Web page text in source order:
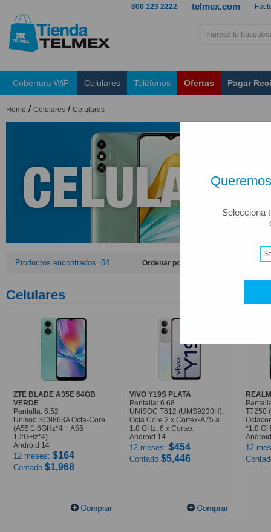
Selecciona
telmex.com
800 123 2222
Cobertura WiFi Celulares Teléfonos Ofertas Pagar
Home / Celulares / Celulares
Productos encontrados: 64 Ordenar por:
Celulares
ZTE BLADE A35E 64GB
VERDE
Pantalla: 6.52
Unisoc SC9863A Octa-Core
(A55 1.6GHz*4 + A55
1.2GHz*4)
Android 14
12 meses: $164
Contado $1,968
VIVO Y19S PLATA
Pantalla: 6.68
UNISOC T612 (UMS9230H),
Octa Core 2 x Cortex-A75 a
1.8 GHz, 6 x Cortex
Android 14
12 meses: $454
Contado $5,446
T7250
*1.8
12